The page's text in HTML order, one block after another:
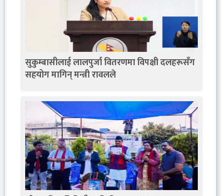
सुकुम्बासीलाई लालपुर्जा वितरणमा विपक्षी दलहरूसँग
सहयोग मागिन् मन्त्री रावलले